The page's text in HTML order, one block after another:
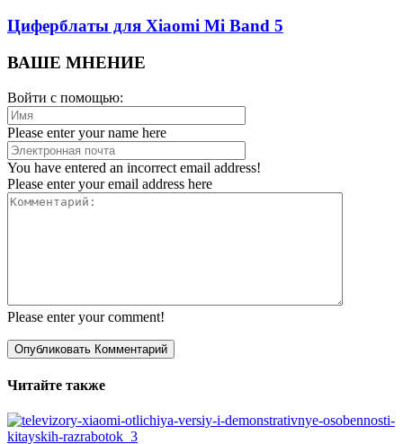
Циферблаты для Xiaomi Mi Band 5
ВАШЕ МНЕНИЕ
Войти с помощью:
Please enter your name here
You have entered an incorrect email address!
Please enter your email address here
Please enter your comment!
Читайте также